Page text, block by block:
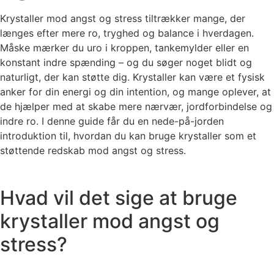
Krystaller mod angst og stress tiltrækker mange, der
længes efter mere ro, tryghed og balance i hverdagen.
Måske mærker du uro i kroppen, tankemylder eller en
konstant indre spænding – og du søger noget blidt og
naturligt, der kan støtte dig. Krystaller kan være et fysisk
anker for din energi og din intention, og mange oplever, at
de hjælper med at skabe mere nærvær, jordforbindelse og
indre ro. I denne guide får du en nede-på-jorden
introduktion til, hvordan du kan bruge krystaller som et
støttende redskab mod angst og stress.
Hvad vil det sige at bruge
krystaller mod angst og
stress?